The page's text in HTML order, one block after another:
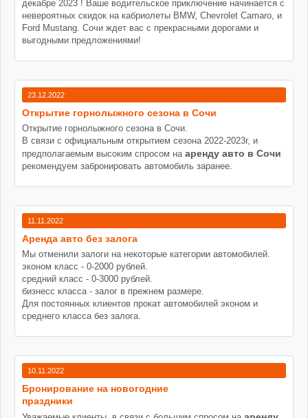
декабре 2023 ! Ваше водительское приключение начинается с
невероятных скидок на кабриолеты BMW, Chevrolet Camaro, и
Ford Mustang. Сочи ждет вас с прекрасными дорогами и
выгодными предложениями!
23.12.2022
Открытие горнолыжного сезона в Сочи
Открытие горнолыжного сезона в Сочи.
В связи с официальным открытием сезона 2022-2023г, и
предполагаемым высоким спросом на аренду авто в Сочи
рекомендуем забронировать автомобиль заранее.
11.11.2022
Аренда авто без залога
Мы отменили залоги на некоторые категории автомобилей.
эконом класс - 0-2000 рублей.
средний класс - 0-3000 рублей.
бизнесс класса - залог в прежнем размере.
Для постоянных клиентов прокат автомобилей эконом и
среднего класса без залога.
10.11.2022
Бронирование на новогодние
праздники